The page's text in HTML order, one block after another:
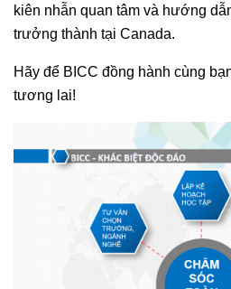
kiên nhẫn quan tâm và hướng
trưởng thành tại Canada.
Hãy để BICC đồng hành cùng
tương lai!